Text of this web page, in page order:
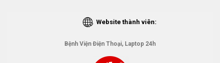
Website thành viên:
Bệnh Viện Điện Thoại, Laptop 24h